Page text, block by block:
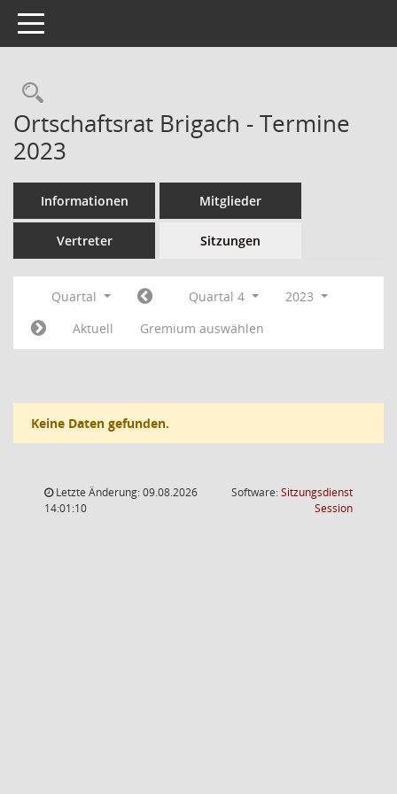
Toggle navigation
Ortschaftsrat Brigach - Termine
2023
Informationen Mitglieder
Vertreter Sitzungen
Quartal Quartal 4
2023
Aktuell
Gremium auswählen
Keine Daten gefunden.
Letzte Änderung: 09.08.2026
14:01:10
Software:Sitzungsdienst
Session(Wird in